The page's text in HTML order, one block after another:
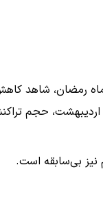
مقارن بودن با ایام ماه رمضان، شاهد
حجم